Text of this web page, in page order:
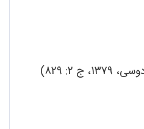
2: 829)